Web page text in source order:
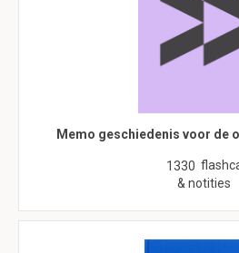
Memo geschiedenis voor de
1330
& notities